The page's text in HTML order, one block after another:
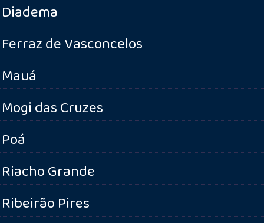
Diadema
Ferraz de Vasconcelos
Mauá
Mogi das Cruzes
Poá
Riacho Grande
Ribeirão Pires